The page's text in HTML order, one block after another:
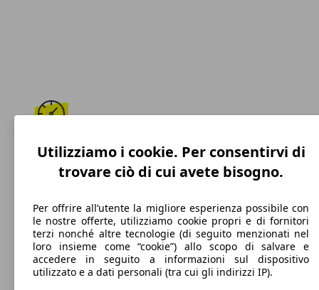
208 km/h
Velocità massima
Diesel
Carburante
Utilizziamo i cookie. Per consentirvi di
trovare ciò di cui avete bisogno.
Per offrire all’utente la migliore esperienza possibile con
le nostre offerte, utilizziamo cookie propri e di fornitori
terzi nonché altre tecnologie (di seguito menzionati nel
loro insieme come “cookie”) allo scopo di salvare e
accedere in seguito a informazioni sul dispositivo
utilizzato e a dati personali (tra cui gli indirizzi IP).